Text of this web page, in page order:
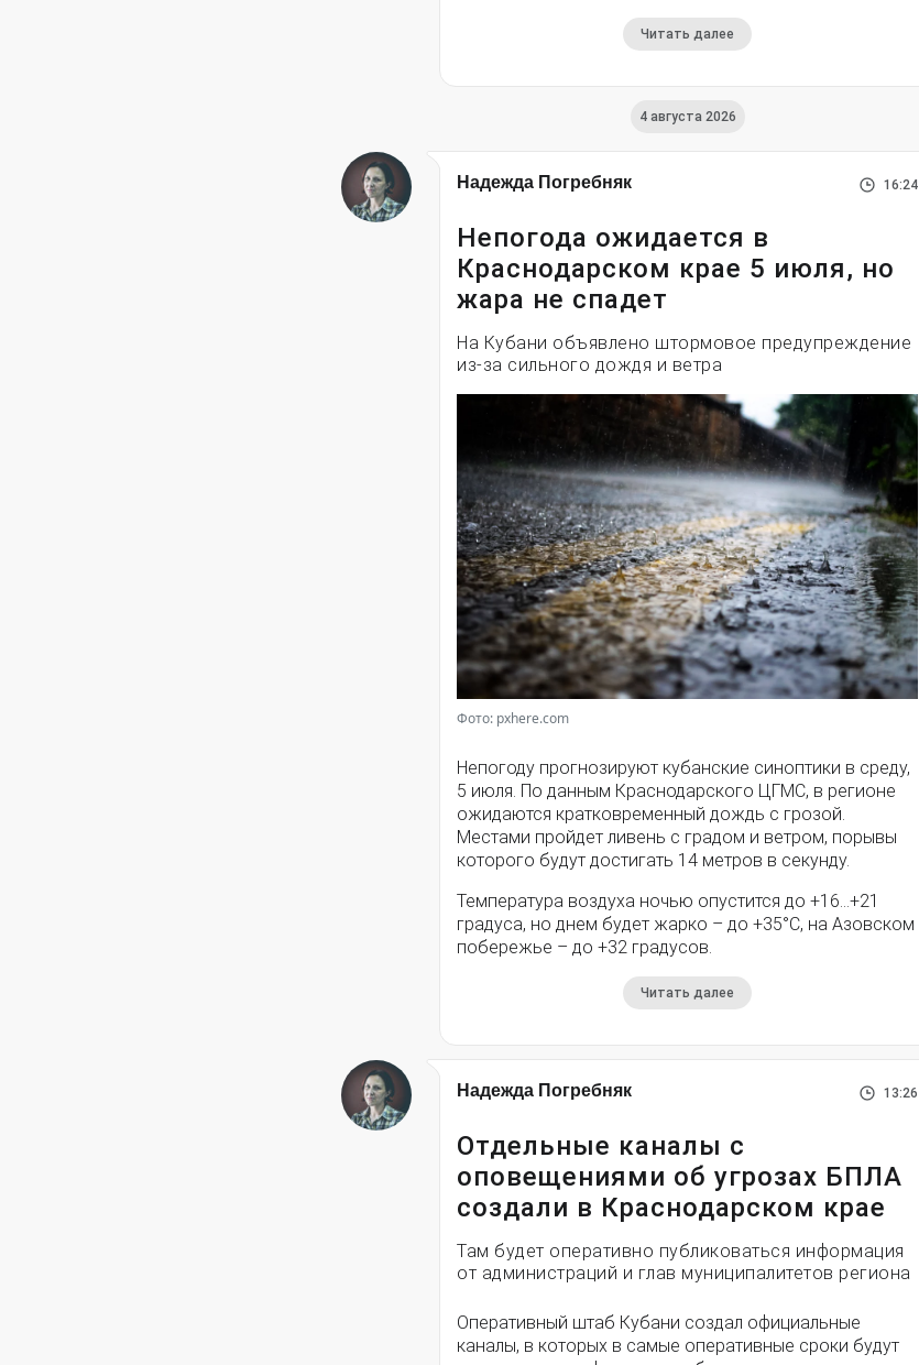
Читать далее
4 августа 2026
Надежда Погребняк 16:24
Непогода ожидается в
Краснодарском крае 5 июля, но
жара не спадет
На Кубани объявлено штормовое предупреждение
из-за сильного дождя и ветра
Фото: pxhere.com
Непогоду прогнозируют кубанские синоптики в среду,
5 июля. По данным Краснодарского ЦГМС, в регионе
ожидаются кратковременный дождь с грозой.
Местами пройдет ливень с градом и ветром, порывы
которого будут достигать 14 метров в секунду.
Температура воздуха ночью опустится до +16…+21
градуса, но днем будет жарко – до +35°С, на Азовском
побережье – до +32 градусов.
Читать далее
Надежда Погребняк 13:26
Отдельные каналы с
оповещениями об угрозах БПЛА
создали в Краснодарском крае
Там будет оперативно публиковаться информация
от администраций и глав муниципалитетов региона
Оперативный штаб Кубани создал официальные
каналы, в которых в самые оперативные сроки будут